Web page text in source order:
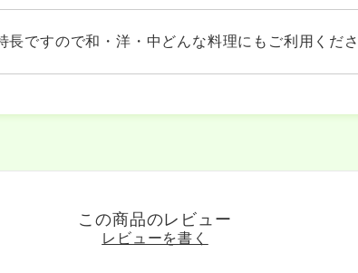
長ですので和・洋・中どんな料理にもご利用くだ
この商品のレビュー
レビューを書く